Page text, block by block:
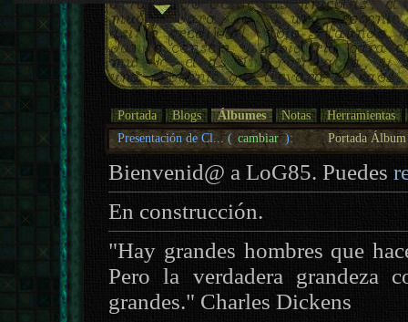
Portada Blogs Álbumes Notas
Herramientas
Presentación de Cl... ( cambiar ): Portada Álbum
Bienvenid@ a LoG85. Puedes
En construcción.
"Hay grandes hombres que
Pero la verdadera grandeza
grandes." Charles Dickens